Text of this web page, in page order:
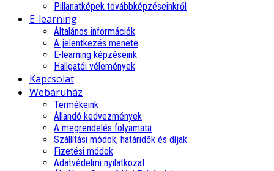
Pillanatképek továbbképzéseinkről
E-learning
Általános információk
A jelentkezés menete
E-learning képzéseink
Hallgatói vélemények
Kapcsolat
Webáruház
Termékeink
Állandó kedvezmények
A megrendelés folyamata
Szállítási módok, határidők és díjak
Fizetési módok
Adatvédelmi nyilatkozat